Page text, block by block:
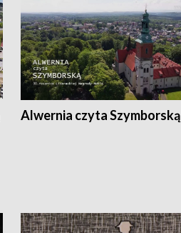
Alwernia czyta Szymborską